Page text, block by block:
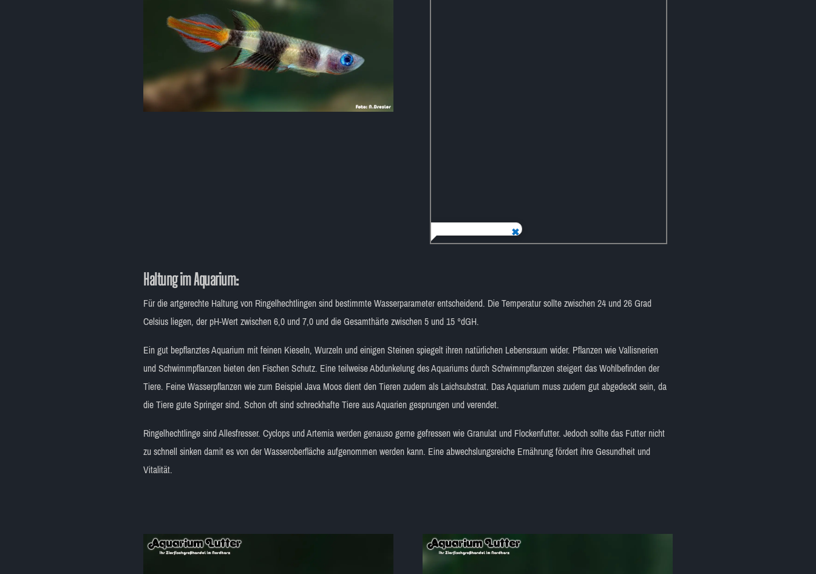
Haltung im Aquarium:
Für die artgerechte Haltung von Ringelhechtlingen sind bestimmte Wasserparameter entscheidend. Die Temperatur sollte zwischen 24 und 26 Grad
Celsius liegen, der pH-Wert zwischen 6,0 und 7,0 und die Gesamthärte zwischen 5 und 15 °dGH.
Ein gut bepflanztes Aquarium mit feinen Kieseln, Wurzeln und einigen Steinen spiegelt ihren natürlichen Lebensraum wider. Pflanzen wie Vallisnerien
und Schwimmpflanzen bieten den Fischen Schutz. Eine teilweise Abdunkelung des Aquariums durch Schwimmpflanzen steigert das Wohlbefinden der
Tiere. Feine Wasserpflanzen wie zum Beispiel Java Moos dient den Tieren zudem als Laichsubstrat. Das Aquarium muss zudem gut abgedeckt sein, da
die Tiere gute Springer sind. Schon oft sind schreckhafte Tiere aus Aquarien gesprungen und verendet.
Ringelhechtlinge sind Allesfresser. Cyclops und Artemia werden genauso gerne gefressen wie Granulat und Flockenfutter. Jedoch sollte das Futter nicht
zu schnell sinken damit es von der Wasseroberfläche aufgenommen werden kann. Eine abwechslungsreiche Ernährung fördert ihre Gesundheit und
Vitalität.